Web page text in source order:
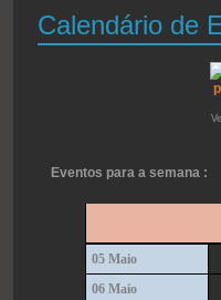
Calendário de
Eventos para a semana :
05 Maio
06 Maio